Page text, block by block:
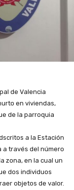
de Valencia
en viviendas,
de la parroquia
a la Estación
a través del número
zona, en la cual un
dos individuos
objetos de valor.